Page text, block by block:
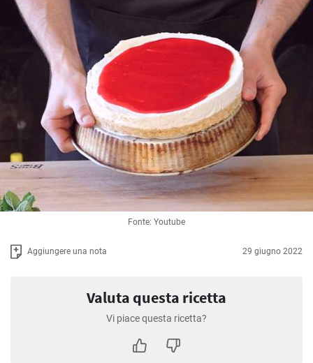
Fonte: Youtube
Aggiungere una nota 29 giugno 2022
Valuta questa ricetta
Vi piace questa ricetta?